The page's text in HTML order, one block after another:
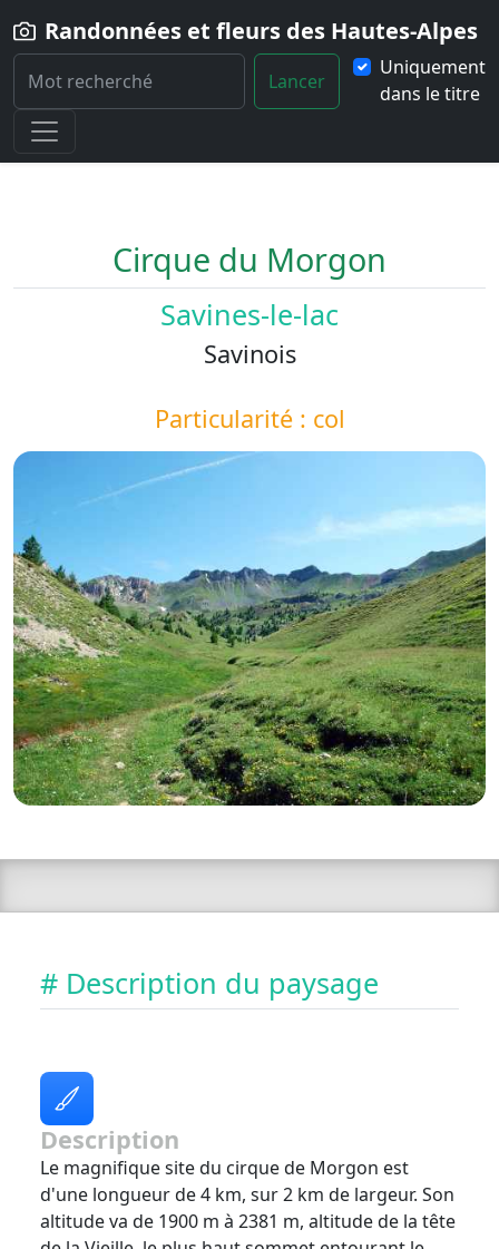
Randonnées et fleurs des Hautes-Alpes
Lancer
Uniquement
dans le titre
Home
Paysage Cirque-du-Morgon
Cirque du Morgon
Savines-le-lac
Savinois
Particularité : col
# Description du paysage
Description
Le magnifique site du cirque de Morgon est
d'une longueur de 4 km, sur 2 km de largeur. Son
altitude va de 1900 m à 2381 m, altitude de la tête